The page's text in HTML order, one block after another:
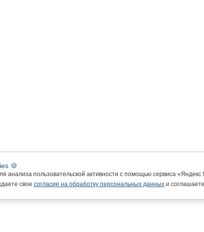
🍪
анализа пользовательской активности с помощью сервиса
своесогласие на обработку персональных данныхи